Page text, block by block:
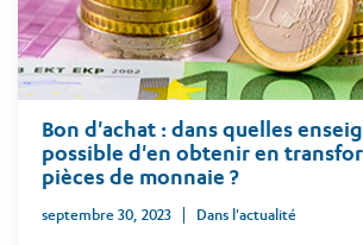
Bon d'achat : dans quelles
possible d'en obtenir en
pièces de monnaie ?
septembre 30, 2023 Dans l'actualité